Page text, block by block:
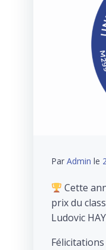
Par Admin le
Cette
prix du
Ludovic